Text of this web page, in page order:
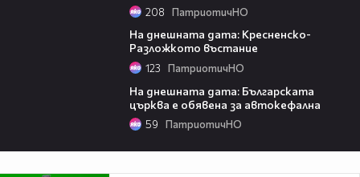
208 ПатриотичНО
На днешната дата: Кресненско-
Разложкото въстание
123 ПатриотичНО
На днешната дата: Българската
църква е обявена за автокефална
59 ПатриотичНО